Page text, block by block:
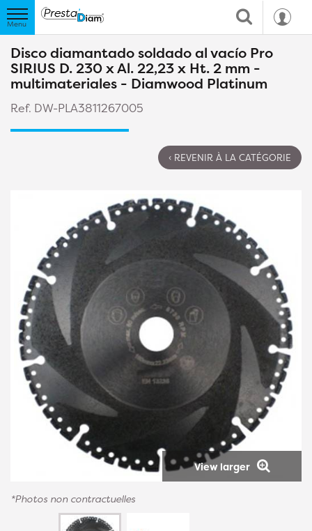
Disco diamantado soldado al vacío Pro
SIRIUS D. 230 x Al. 22,23 x Ht. 2 mm -
multimateriales - Diamwood Platinum
Ref. DW-PLA3811267005
‹ REVENIR À LA CATÉGORIE
View larger
*Photos non contractuelles